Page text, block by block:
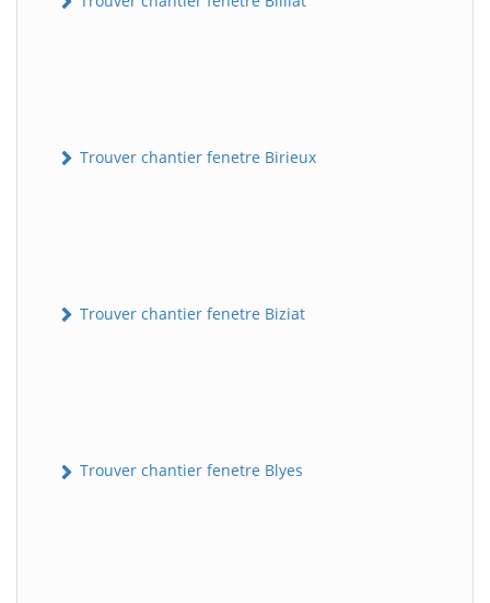
Trouver chantier fenetre Birieux
Trouver chantier fenetre Biziat
Trouver chantier fenetre Blyes